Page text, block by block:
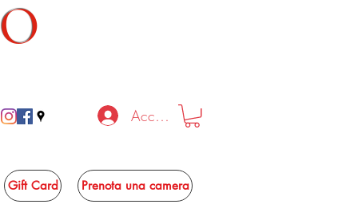
Accedi
Gift Card Prenota una camera